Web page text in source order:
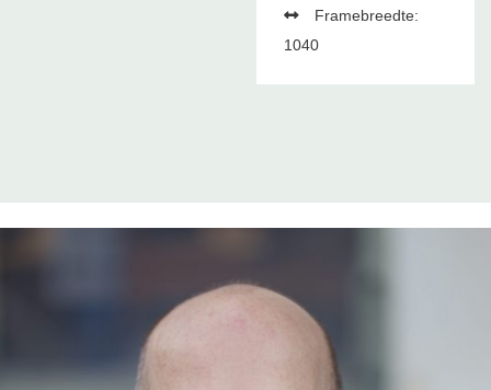
Framebreedte:
1040